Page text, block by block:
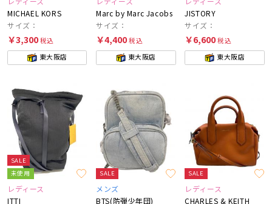
MICHAEL KORS
サイズ：
￥3,300税込
東大阪店
Marc by Marc Jacobs
サイズ：
￥4,400税込
東大阪店
JISTORY
サイズ：
￥6,600税込
東大阪店
SALE
未使用
レディース
ITTI
SALE
メンズ
BTS(防弾少年団)
SALE
レディース
CHARLES & KEITH